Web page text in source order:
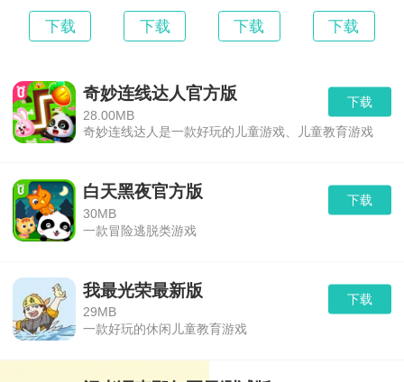
下载 下载 下载 下载
奇妙连线达人官方版
28.00MB
下载
奇妙连线达人是一款好玩的儿童游戏、儿童教育游戏
白天黑夜官方版
30MB
下载
一款冒险逃脱类游戏
我最光荣最新版
29MB
下载
一款好玩的休闲儿童教育游戏